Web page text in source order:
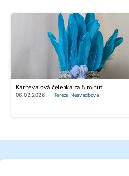
Karnevalová čelenka za 5 minut
06.02.2026 Tereza Nesvadbová